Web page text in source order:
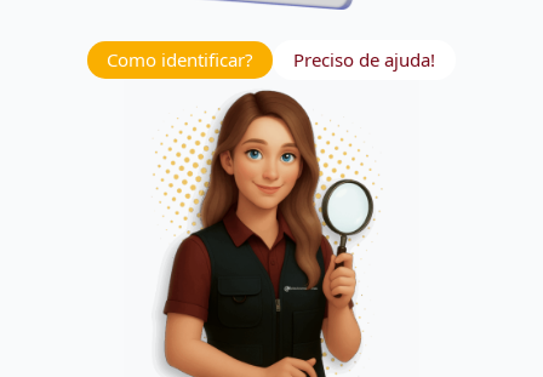
Como identificar? Preciso de ajuda!